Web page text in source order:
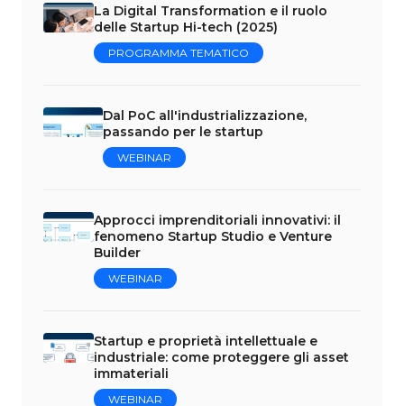
La Digital Transformation e il ruolo
delle Startup Hi-tech (2025)
PROGRAMMA TEMATICO
Dal PoC all'industrializzazione,
passando per le startup
WEBINAR
Approcci imprenditoriali innovativi: il
fenomeno Startup Studio e Venture
Builder
WEBINAR
Startup e proprietà intellettuale e
industriale: come proteggere gli asset
immateriali
WEBINAR